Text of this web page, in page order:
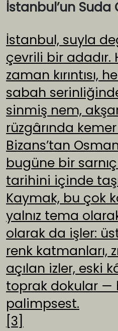
İstanbul’un Suda
İstanbul, suyla
çevrili bir adadır.
zaman kırıntısı,
sabah
sinmiş nem,
rüzgârında
Bizans’tan
bugüne bir
tarihini içinde
Kaymak, bu çok
yalnız tema
olarak da işler:
renk katmanları,
açılan izler, eski
toprak dokular —
palimpsest.
[3]